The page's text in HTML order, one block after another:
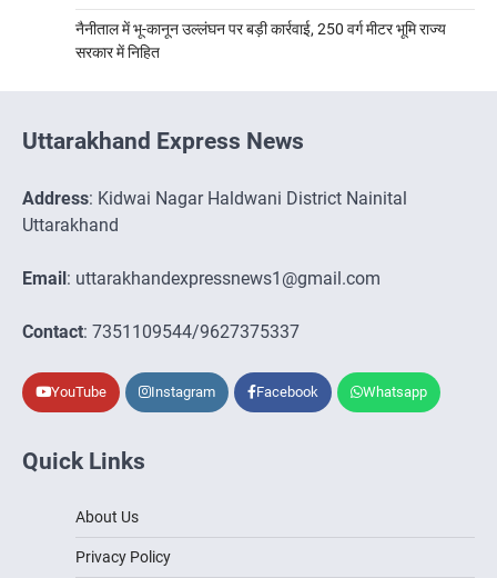
नैनीताल में भू-कानून उल्लंघन पर बड़ी कार्रवाई, 250 वर्ग मीटर भूमि राज्य
सरकार में निहित
Uttarakhand Express News
Address: Kidwai Nagar Haldwani District Nainital
Uttarakhand
Email : uttarakhandexpressnews1@gmail.com
Contact: 7351109544/9627375337
YouTube Instagram Facebook Whatsapp
Quick Links
About Us
Privacy Policy